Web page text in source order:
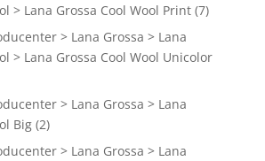
> Lana Grossa Cool Wool Print (7)
> Lana Grossa > Lana
> Lana Grossa Cool Wool Unicolor
> Lana Grossa > Lana
Big (2)
> Lana Grossa > Lana